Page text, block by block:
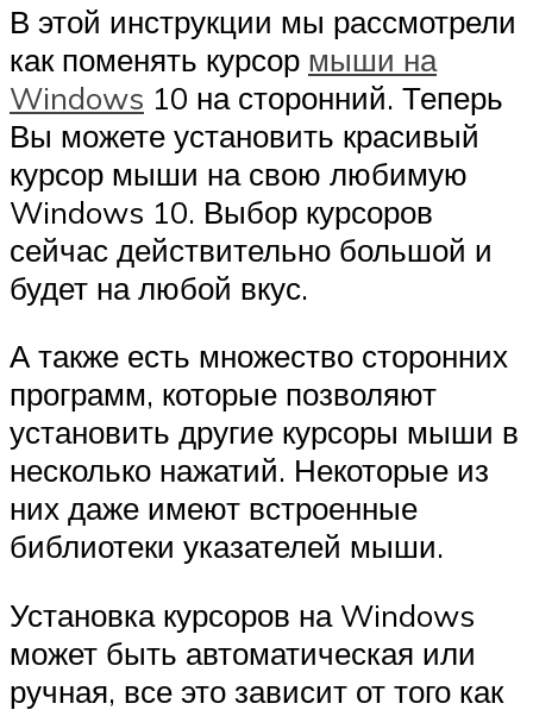
В этой инструкции мы рассмотрели
как поменять курсор мыши на
Windows 10 на сторонний. Теперь
Вы можете установить красивый
курсор мыши на свою любимую
Windows 10. Выбор курсоров
сейчас действительно большой и
будет на любой вкус.
А также есть множество сторонних
программ, которые позволяют
установить другие курсоры мыши в
несколько нажатий. Некоторые из
них даже имеют встроенные
библиотеки указателей мыши.
Установка курсоров на Windows
может быть автоматическая или
ручная, все это зависит от того как